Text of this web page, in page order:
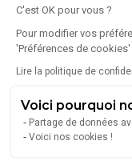
C'est OK pour vous ?
Pour modifier vos
'Préférences de
Lire la politique de
Voici pourquoi
Partage de données
Voici nos cookies !
Énergie
Consommation
En